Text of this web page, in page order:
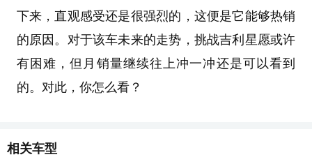
下来，直观感受还是很强烈的，这便是它能够热销
的原因。对于该车未来的走势，挑战吉利星愿或许
有困难，但月销量继续往上冲一冲还是可以看到
的。对此，你怎么看？
相关车型